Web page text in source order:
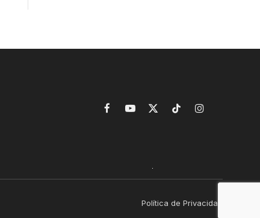
FacebookYouTube
X
TikTokInstagram
Política de Privacidad